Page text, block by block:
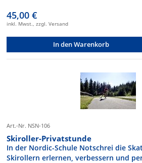
45,00 €
inkl. Mwst., zzgl. Versand
In den Warenkorb
Art.-Nr. NSN-106
Skiroller-Privatstunde
In der Nordic-Schule Notschrei die
Skirollern erlernen, verbessern und